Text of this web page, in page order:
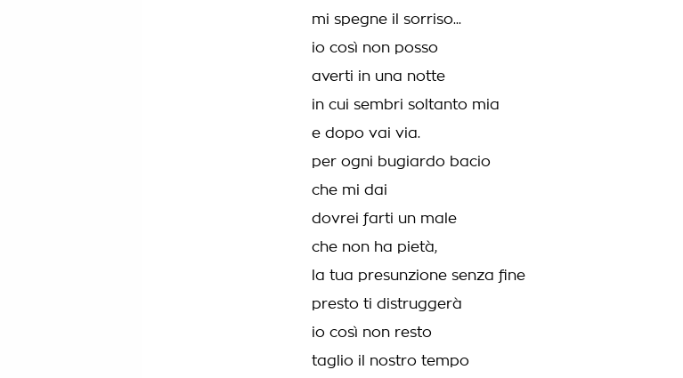
mi spegne il sorriso...
io così non posso
averti in una notte
in cui sembri soltanto mia
e dopo vai via.
per ogni bugiardo bacio
che mi dai
dovrei farti un male
che non ha pietà,
la tua presunzione senza fine
presto ti distruggerà
io così non resto
taglio il nostro tempo